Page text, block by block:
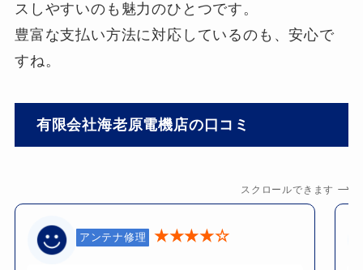
スしやすいのも魅力のひとつです。
豊富な支払い方法に対応しているのも、安心で
すね。
有限会社海老原電機店の口コミ
スクロールできます
アンテナ修理 ★★★★☆